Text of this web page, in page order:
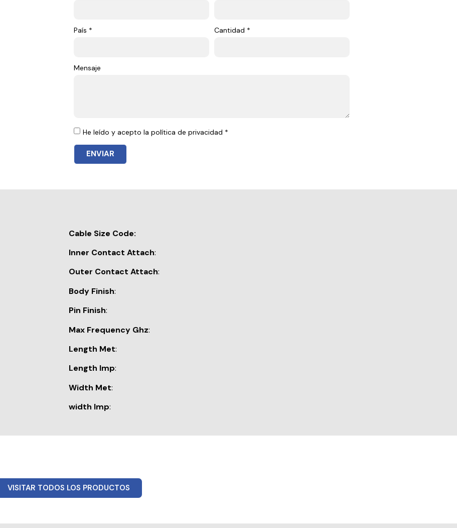
País * Cantidad *
Mensaje
He leído y acepto la política de privacidad *
ENVIAR
Cable Size Code:
Inner Contact Attach:
Outer Contact Attach:
Body Finish:
Pin Finish:
Max Frequency Ghz:
Length Met:
Length Imp:
Width Met:
width Imp:
VISITAR TODOS LOS PRODUCTOS